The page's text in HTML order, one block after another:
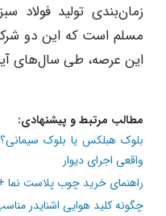
زمان‌بندی تولید فولاد
مسلم است که این دو شرکت
این عرصه، طی سال‌های
مطالب مرتبط و پیشنهادی:
بلوک هبلکس یا بلوک سیمانی؟
واقعی اجرای دیوار
راهنمای خرید چوب پلاست نما
چگونه کلید هوایی اشنایدر